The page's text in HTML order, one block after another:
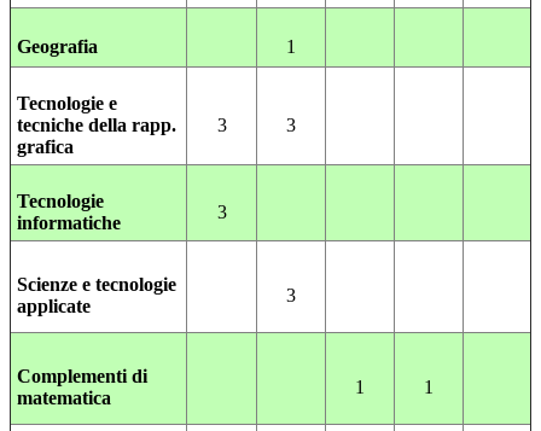
Geografia 1
Tecnologie e
tecniche della rapp.
grafica
3 3
Tecnologie
informatiche
3
Scienze e tecnologie
applicate
3
Complementi di
matematica
1 1